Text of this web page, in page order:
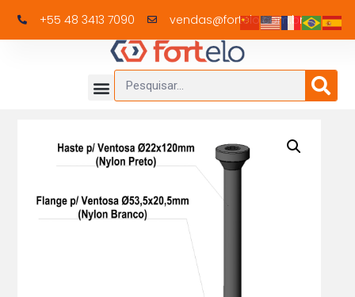
+55 48 3413 7090 vendas@fortelo.com.br